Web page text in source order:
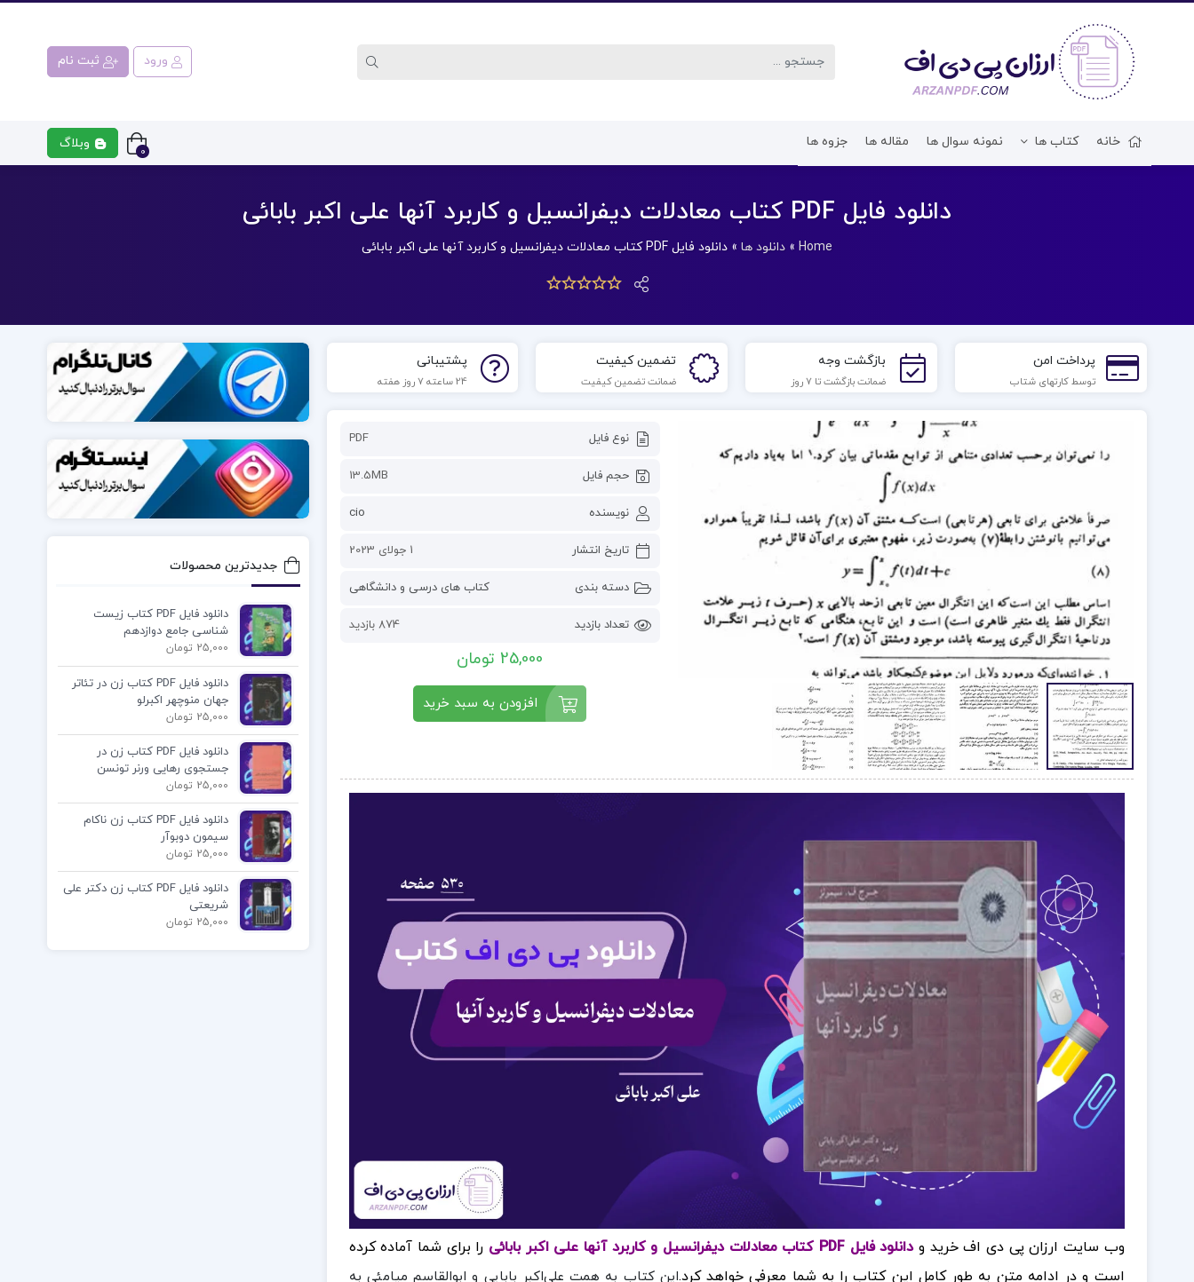
ورود ثبت نام
خانه کتاب ها نمونه سوال ها مقاله ها جزوه ها
0 وبلاگ
دانلود فایل PDF کتاب معادلات دیفرانسیل و کاربرد آنها علی اکبر بابائی
Home
» دانلود ها » دانلود فایل PDF کتاب معادلات دیفرانسیل و کاربرد آنها علی اکبر بابائی
پرداخت امن
توسط کارتهای شتاب
بازگشت وجه
ضمانت بازگشت تا 7 روز
تضمین کیفیت
ضمانت تضمین کیفیت
پشتیبانی
24 ساعته 7 روز هفته
نوع فایل PDF
حجم فایل 13.5MB
نویسنده cio
تاریخ انتشار 1 جولای 2023
دسته بندی کتاب های درسی و دانشگاهی
تعداد بازدید 874 بازدید
25,000 تومان
افزودن به سبد خرید
وب سایت ارزان پی دی اف خرید ودانلود فایل PDF کتاب معادلات دیفرانسیل و کاربرد آنها علی اکبر بابائی
را برای شما آماده کرده
است و در ادامه متن به طور کامل این کتاب را به شما معرفی خواهد کرد.این کتاب به همت علی‌اکبر بابایی و ابوالقاسم میامئی به
جدیدترین محصولات
دانلود فایل PDF کتاب زیست
شناسی جامع دوازدهم
25,000 تومان
دانلود فایل PDF کتاب زن در تئاتر
جهان منوچهر اکبرلو
25,000 تومان
دانلود فایل PDF کتاب زن در
جستجوی رهایی ورنر تونسن
25,000 تومان
دانلود فایل PDF کتاب زن ناکام
سیمون دوبوآر
25,000 تومان
دانلود فایل PDF کتاب زن دکتر علی
شریعتی
25,000 تومان